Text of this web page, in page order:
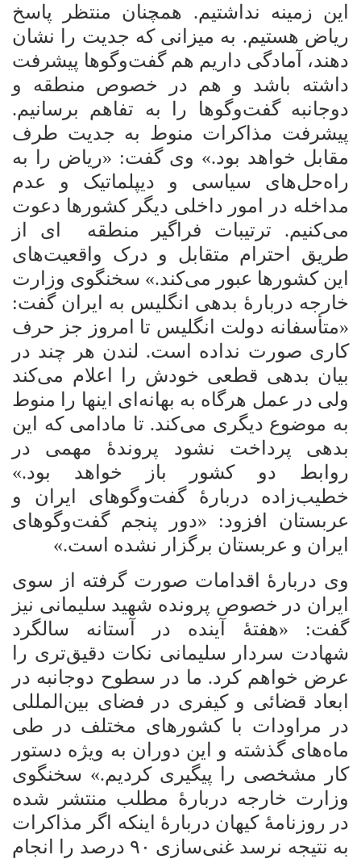
این زمینه نداشتیم. همچنان منتظر پاسخ
ریاض هستیم. به میزانی که جدیت را نشان
دهند، آمادگی داریم هم گفت‏‌وگوها پیشرفت
داشته باشد و هم در خصوص منطقه و
دوجانبه گفت‏‌وگوها را به تفاهم برسانیم.
پیشرفت مذاکرات منوط به جدیت طرف
مقابل خواهد بود.» وی گفت: «ریاض را به
راه‌حل‌های سیاسی و دیپلماتیک و عدم
مداخله در امور داخلی دیگر کشورها دعوت
می‌کنیم. ترتیبات فراگیر منطقه
ای از
طریق احترام متقابل و درک واقعیت‌های
این کشورها عبور می‌کند.» سخنگوی وزارت
خارجه دربارۀ بدهی انگلیس به ایران گفت:
«متأسفانه دولت انگلیس تا امروز جز حرف
کاری صورت نداده است. لندن هر چند در
بیان بدهی قطعی خودش را اعلام می‌کند
ولی در عمل هرگاه به بهانه‌ای اینها را منوط
به موضوع دیگری می‌کند. تا مادامی که این
بدهی پرداخت نشود پروندۀ مهمی در
روابط دو کشور باز خواهد بود.»
خطیب‌زاده دربارۀ گفت‌وگوهای ایران و
عربستان افزود: «دور پنجم گفت‌وگوهای
ایران و عربستان برگزار نشده است.»
وی دربارۀ اقدامات صورت گرفته از سوی
ایران در خصوص پرونده شهید سلیمانی نیز
گفت: «هفتۀ آینده در آستانه سالگرد
شهادت سردار سلیمانی نکات دقیق‌تری را
عرض خواهم کرد. ما در سطوح دوجانبه در
ابعاد قضائی و کیفری در فضای بین‌المللی
در مراودات با کشورهای مختلف در طی
ماه‌های گذشته و این دوران به ویژه دستور
کار مشخصی را پیگیری کردیم.» سخنگوی
وزارت خارجه دربارۀ مطلب منتشر شده
در روزنامۀ کیهان دربارۀ اینکه اگر مذاکرات
به نتیجه نرسد غنی‌سازی ۹۰ درصد را انجام